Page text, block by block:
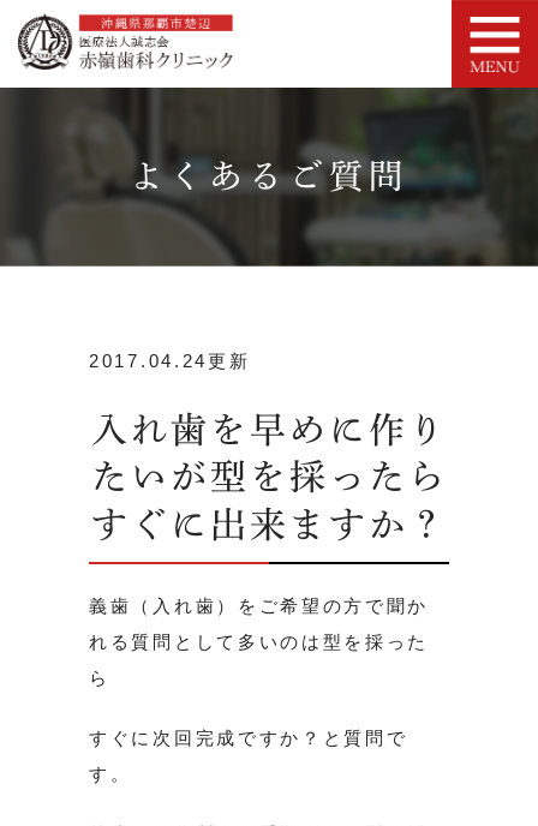
よくあるご質問
2017.04.24更新
入れ歯を早めに作り
たいが型を採ったら
すぐに出来ますか？
義歯（入れ歯）をご希望の方で聞か
れる質問として多いのは型を採った
ら
すぐに次回完成ですか？と質問で
す。